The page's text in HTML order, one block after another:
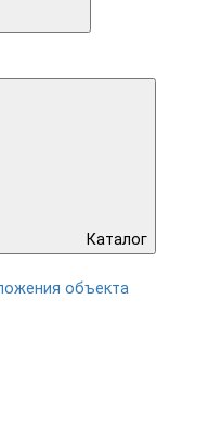
Каталог
объекта